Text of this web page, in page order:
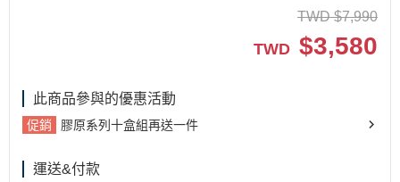
TWD $7,990
TWD $3,580
此商品參與的優惠活動
促銷 膠原系列十盒組再送一件
運送&付款